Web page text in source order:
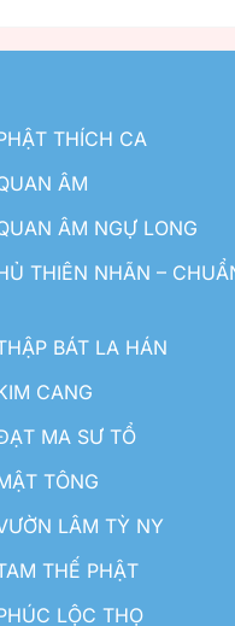
THÍCH CA
ÂM
ÂM NGỰ LONG
THIÊN NHÃN –
BÁT LA HÁN
CANG
MA SƯ TỔ
TÔNG
LÂM TỲ NY
THẾ PHẬT
LỘC THỌ